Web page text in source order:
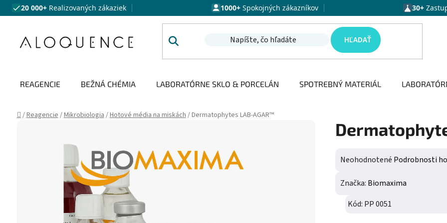
Prejsť na obsah
20 000+ Realizovaných zákaziek 1000+Spokojných zákazníkov 30+
HĽADAŤ
REAGENCIE BEŽNÁ CHÉMIA LABORATÓRNE SKLO & PORCELÁN SPOTREBNÝ MATERIÁL
Domov
/Reagencie /Mikrobiologia /Hotové média na miskách /Dermatophytes LAB-AGAR™
Priemerné hodnotenie
Neohodnotené Podrobnosti
Značka: Biomaxima
Kód: PP 0051